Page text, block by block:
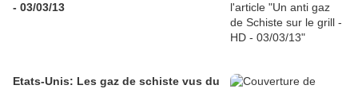
- 03/03/13
Etats-Unis: Les gaz de schiste vus du